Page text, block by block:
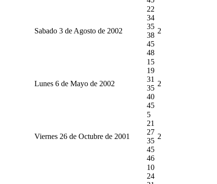
Sabado 3 de Agosto de 2002
22
34
35
38
45
48
2
Lunes 6 de Mayo de 2002
15
19
31
35
40
45
2
Viernes 26 de Octubre de 2001
5
21
27
35
45
46
2
10
24